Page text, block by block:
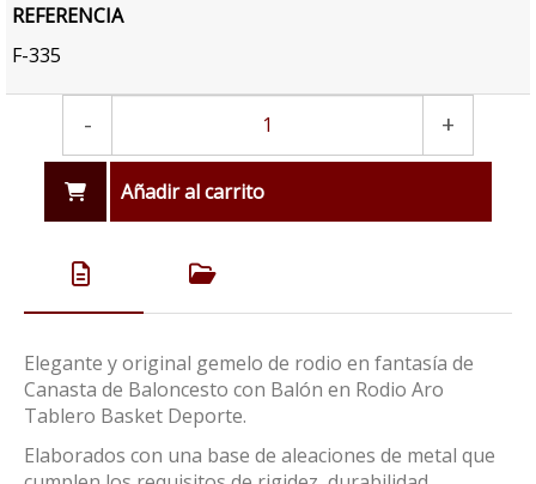
REFERENCIA
F-335
- +
Añadir al carrito
Elegante y original gemelo de rodio en fantasía de
Canasta de Baloncesto con Balón en Rodio Aro
Tablero Basket Deporte.
Elaborados con una base de aleaciones de metal que